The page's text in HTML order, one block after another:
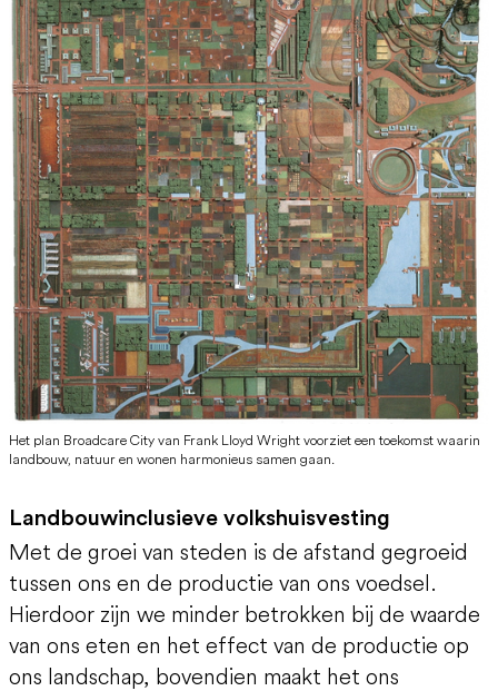
Het plan Broadcare City van Frank Lloyd Wright voorziet een toekomst waarin
landbouw, natuur en wonen harmonieus samen gaan.
Landbouwinclusieve volkshuisvesting
Met de groei van steden is de afstand gegroeid
tussen ons en de productie van ons voedsel.
Hierdoor zijn we minder betrokken bij de waarde
van ons eten en het effect van de productie op
ons landschap, bovendien maakt het ons